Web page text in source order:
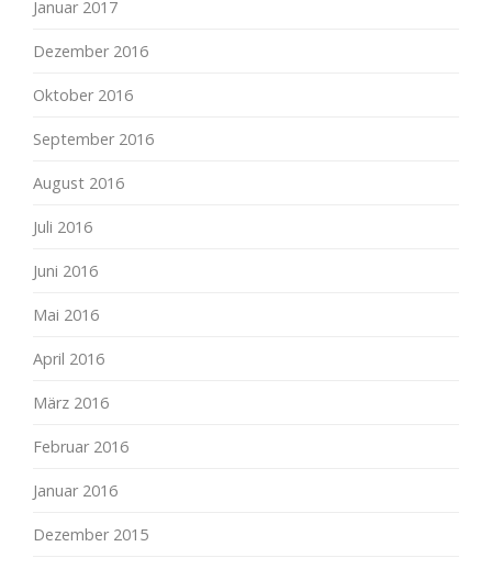
Januar 2017
Dezember 2016
Oktober 2016
September 2016
August 2016
Juli 2016
Juni 2016
Mai 2016
April 2016
März 2016
Februar 2016
Januar 2016
Dezember 2015